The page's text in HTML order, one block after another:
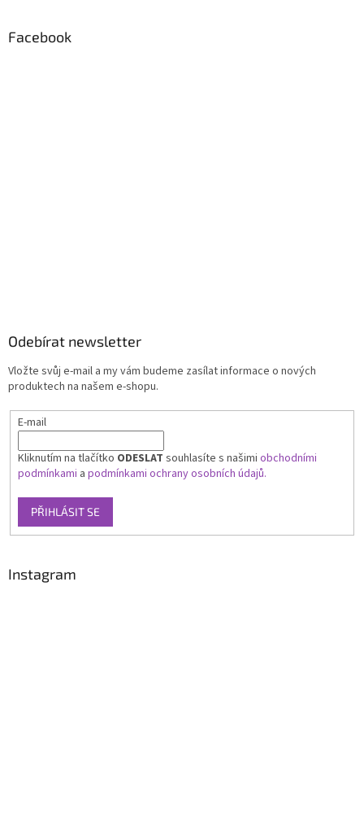
Facebook
Odebírat newsletter
Vložte svůj e-mail a my vám budeme zasílat informace o nových
produktech na našem e-shopu.
E-mail
Kliknutím na tlačítko ODESLAT souhlasíte s našimi obchodními
podmínkami a podmínkami ochrany osobních údajů.
PŘIHLÁSIT SE
Instagram